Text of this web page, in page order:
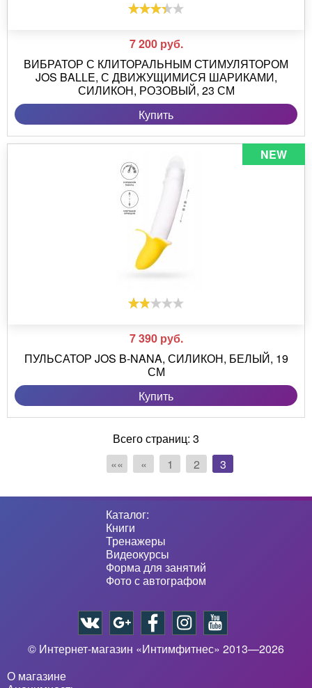
7 200 руб.
ВИБРАТОР С КЛИТОРАЛЬНЫМ СТИМУЛЯТОРОМ
JOS BALLE, С ДВИЖУЩИМИСЯ ШАРИКАМИ,
СИЛИКОН, РОЗОВЫЙ, 23 СМ
Купить
NEW
7 390 руб.
ПУЛЬСАТОР JOS B-NANA, СИЛИКОН, БЕЛЫЙ, 19
СМ
Купить
Всего страниц: 3
««
« 1 2 3
Каталог:
Книги
Тренажеры
Видеокурсы
Форма для занятий
Фото с автографом
О магазине
© Интернет-магазин «Интимфитнес» 2013—2026